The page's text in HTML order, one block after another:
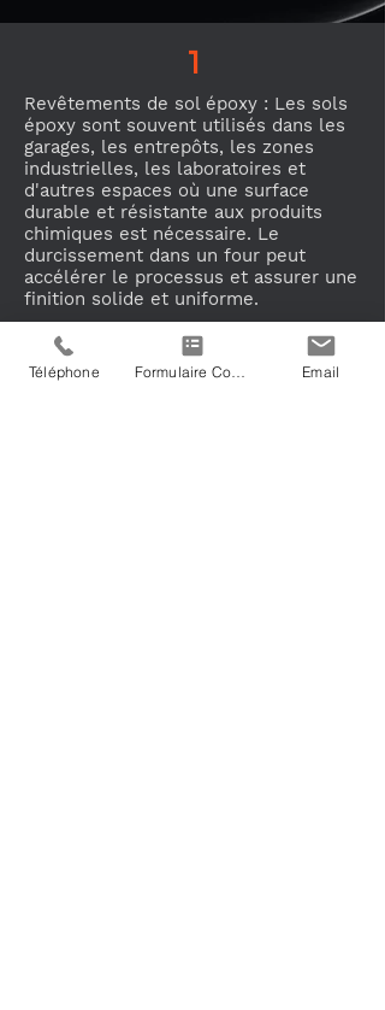
1
Revêtements de sol époxy : Les sols
époxy sont souvent utilisés dans les
garages, les entrepôts, les zones
industrielles, les laboratoires et
d'autres espaces où une surface
durable et résistante aux produits
chimiques est nécessaire. Le
durcissement dans un four peut
accélérer le processus et assurer une
finition solide et uniforme.
Téléphone Email